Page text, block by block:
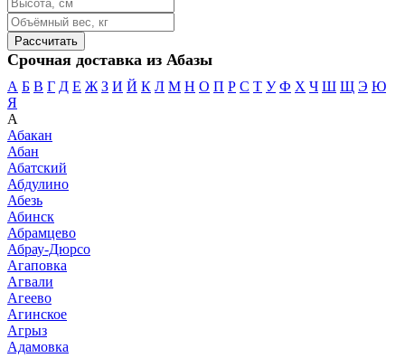
Срочная доставка из Абазы
А Б В Г Д Е Ж З И Й К Л М Н О П Р С Т У Ф Х Ч Ш Щ Э Ю
Я
А
Абакан
Абан
Абатский
Абдулино
Абезь
Абинск
Абрамцево
Абрау-Дюрсо
Агаповка
Агвали
Агеево
Агинское
Агрыз
Адамовка